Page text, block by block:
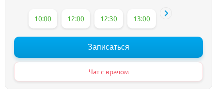
10:00 12:00 12:30 13:00 13:30
Записаться
Чат с врачом